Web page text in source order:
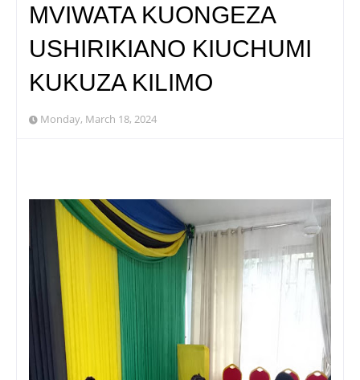
MVIWATA KUONGEZA
USHIRIKIANO KIUCHUMI
KUKUZA KILIMO
Monday, March 18, 2024